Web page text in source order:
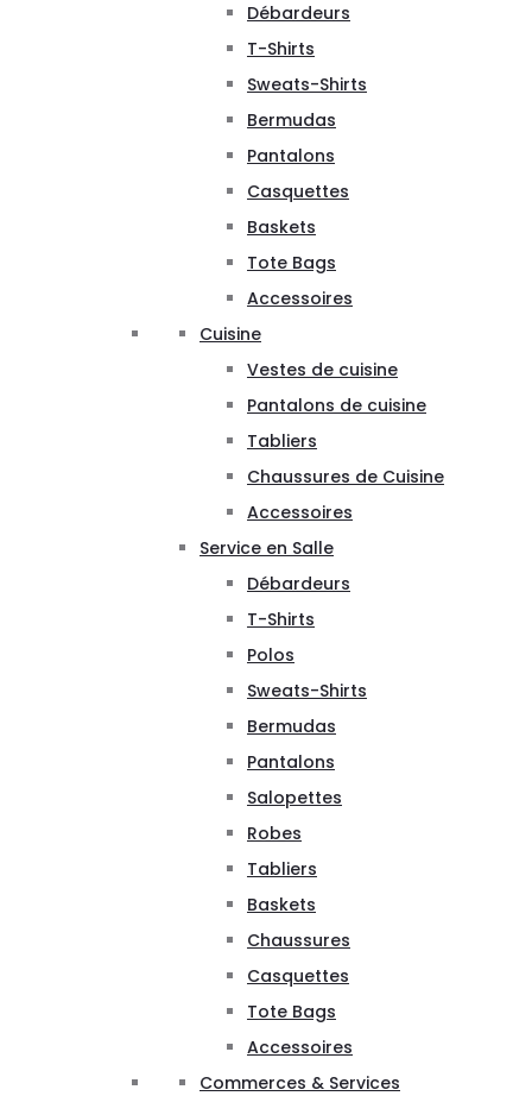
Débardeurs
T-Shirts
Sweats-Shirts
Bermudas
Pantalons
Casquettes
Baskets
Tote Bags
Accessoires
Cuisine
Vestes de cuisine
Pantalons de cuisine
Tabliers
Chaussures de Cuisine
Accessoires
Service en Salle
Débardeurs
T-Shirts
Polos
Sweats-Shirts
Bermudas
Pantalons
Salopettes
Robes
Tabliers
Baskets
Chaussures
Casquettes
Tote Bags
Accessoires
Commerces & Services